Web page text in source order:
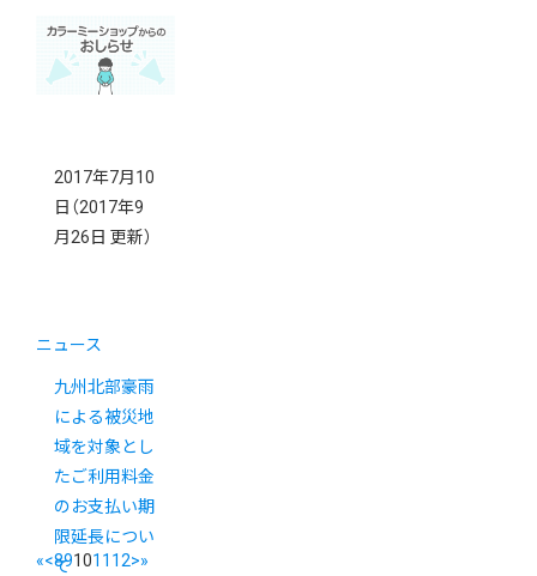
2017年7月10
日 （2017年9
月26日 更新）
ニュース
九州北部豪雨
による被災地
域を対象とし
たご利用料金
のお支払い期
限延長につい
て
«<891011 12>»